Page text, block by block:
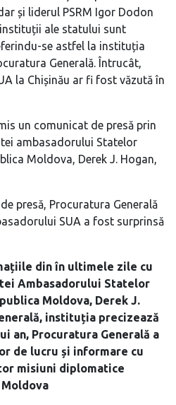
și liderul PSRM Igor Dodon
ale statului sunt
se astfel la instituția
Generală. Întrucât,
la Chișinău ar fi fost văzută în
un comunicat de presă prin
ambasadorului Statelor
Moldova, Derek J. Hogan,
presă, Procuratura Generală
SUA a fost surprinsă
din în ultimele zile cu
Ambasadorului Statelor
Moldova, Derek J.
instituția precizează
an, Procuratura Generală a
de lucru și informare cu
misiuni diplomatice